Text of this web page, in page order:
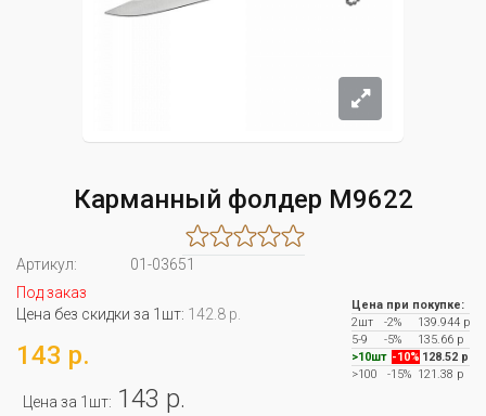
Карманный фолдер M9622
Артикул:
01-03651
Под заказ
Цена без скидки за 1шт: 142.8 р.
143 р.
Цена за 1шт: 143 р.
Цена при покупке:
2шт
-2%
139.944 р
5-9
-5%
135.66 р
>10шт -10% 128.52 р
>100
-15% 121.38 р